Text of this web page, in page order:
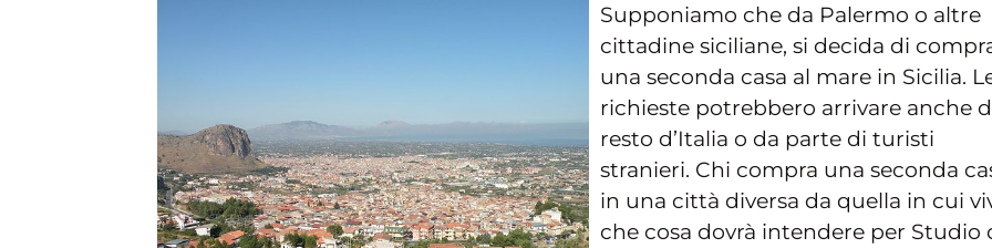
Supponiamo che da Palermo o altre
cittadine siciliane, si decida di
una seconda casa al mare in Sicilia.
richieste potrebbero arrivare anche
resto d’Italia o da parte di turisti
stranieri. Chi compra una seconda
in una città diversa da quella in cui
che cosa dovrà intendere per Studio